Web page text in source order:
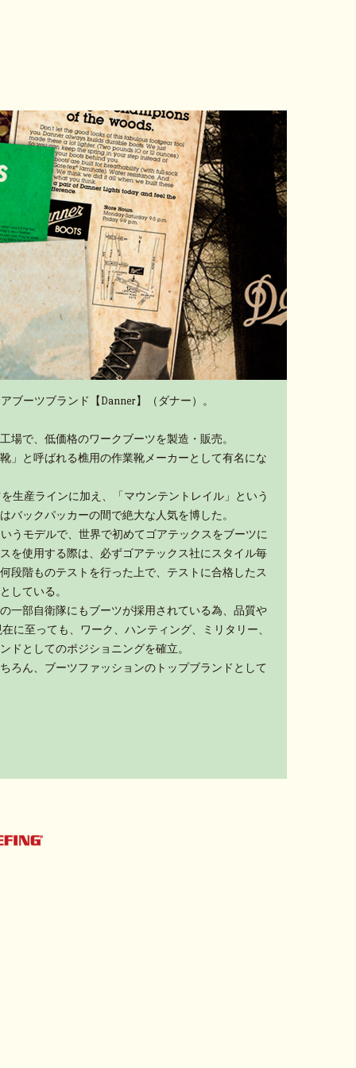
ブーツブランド【Danner】（ダナー）。
場で、低価格のワークブーツを製造・販売。
」と呼ばれる樵用の作業靴メーカーとして有名にな
生産ラインに加え、「マウンテントレイル」という
バックパッカーの間で絶大な人気を博した。
うモデルで、世界で初めてゴアテックスをブーツに
を使用する際は、必ずゴアテックス社にスタイル毎
段階ものテストを行った上で、テストに合格したス
している。
一部自衛隊にもブーツが採用されている為、品質や
に至っても、ワーク、ハンティング、ミリタリー、
ドとしてのポジショニングを確立。
ろん、ブーツファッションのトップブランドとして